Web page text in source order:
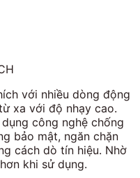
với nhiều dòng động
xa với độ nhạy cao.
công nghệ chống
bảo mật, ngăn chặn
cách dò tín hiệu. Nhờ
khi sử dụng.